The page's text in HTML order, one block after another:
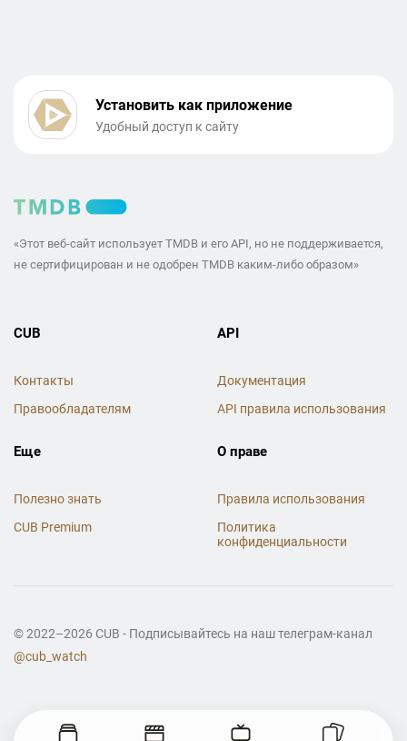
Установить как приложение
Удобный доступ к сайту
«Этот веб-сайт использует TMDB и его API, но не поддерживается,
не сертифицирован и не одобрен TMDB каким-либо образом»
CUB
Контакты
Правообладателям
API
Документация
API правила использования
Еще
Полезно знать
CUB Premium
О праве
Правила использования
Политика
конфиденциальности
© 2022–2026 CUB - Подписывайтесь на наш телеграм-канал
@cub_watch